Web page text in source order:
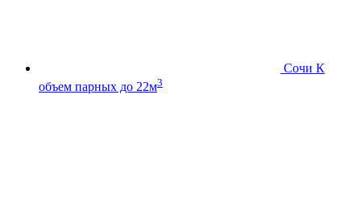
Сочи К
объем парных до 22м3